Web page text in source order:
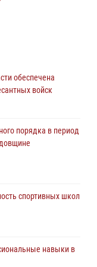
музейной
битва.
спортивных школ
празднования
немецко -
обеспечена
войск
порядка в период
спортивных школ
навыки в